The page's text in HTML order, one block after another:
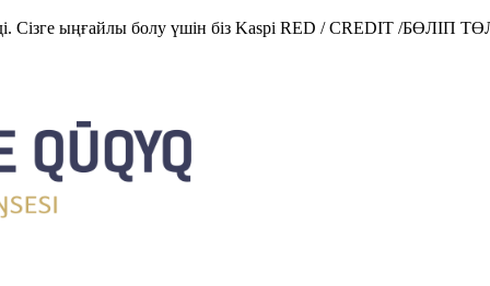
Сізге ыңғайлы болу үшін біз Kaspi RED / CREDIT /БӨЛІП